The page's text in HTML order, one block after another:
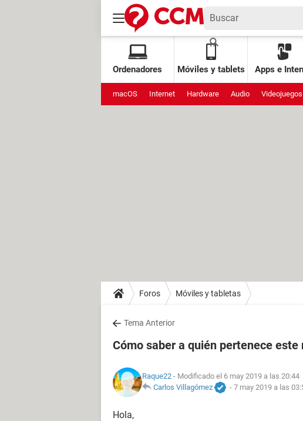
Ordenadores Móviles y tablets Apps e
macOS Internet Hardware Audio Videojuegos
Foros Móviles y tabletas
Tema Anterior
Cómo saber a quién pertenece este
Raque22 - Modificado el 6 may 2019 a las 20:44
Carlos Villagómez
- 7 may 2019 a las
Hola,